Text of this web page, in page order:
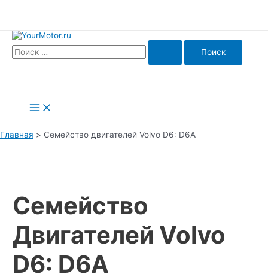
Search
for:
Main
Menu
Главная Семейство двигателей Volvo D6: D6A
Семейство
Двигателей Volvo
D6: D6A